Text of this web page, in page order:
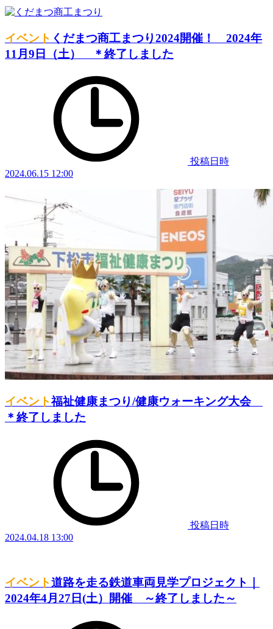
イベント くだまつ商工まつり2024開催！ 2024年
11月9日（土） ＊終了しました
投稿日時
2024.06.15 12:00
イベント福祉健康まつり/健康ウォーキング大会
＊終了しました
投稿日時
2024.04.18 13:00
イベント道路を走る鉄道車両見学プロジェクト｜
2024年4月27日(土）開催 ～終了しました～